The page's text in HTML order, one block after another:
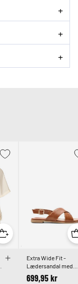
Extra Wide Fit -
Lædersandal med
krydsremme
699,95 kr